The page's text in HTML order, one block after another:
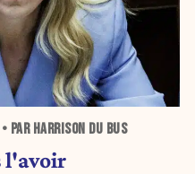
PAR HARRISON DU BUS
l'avoir